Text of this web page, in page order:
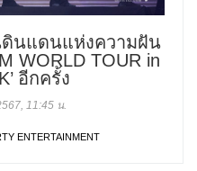
ดินแดนแห่งความฝัน
WORLD TOUR in
อีกครั้ง
11:45 น.
ENTERTAINMENT